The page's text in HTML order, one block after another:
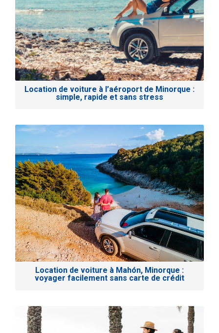
Location de voiture à l’aéroport de Minorque :
simple, rapide et sans stress
Location de voiture à Mahón, Minorque :
voyager facilement sans carte de crédit